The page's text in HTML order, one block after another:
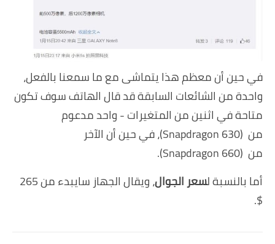
في حين أن معظم هذا يتماشى مع ما سمعنا بالفعل،
واحدة من الشائعات السابقة قد قال الهاتف سوف تكون
متاحة في اثنين من المتغيرات - واحد مدعوم
من (Snapdragon 630)، في حين أن الآخر
من (Snapdragon 660).
أما بالنسبة لسعر الجوال
، ويقال الجهاز سايبدء من 265
$.